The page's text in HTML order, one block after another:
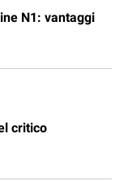
N1: vantaggi
critico